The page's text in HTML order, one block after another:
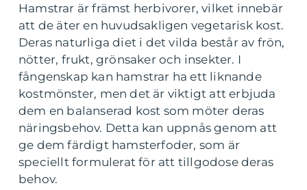
Hamstrar är främst herbivorer, vilket innebär
att de äter en huvudsakligen vegetarisk kost.
Deras naturliga diet i det vilda består av frön,
nötter, frukt, grönsaker och insekter. I
fångenskap kan hamstrar ha ett liknande
kostmönster, men det är viktigt att erbjuda
dem en balanserad kost som möter deras
näringsbehov. Detta kan uppnås genom att
ge dem färdigt hamsterfoder, som är
speciellt formulerat för att tillgodose deras
behov.